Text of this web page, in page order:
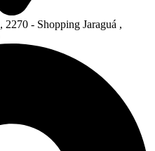
- Shopping Jaraguá ,